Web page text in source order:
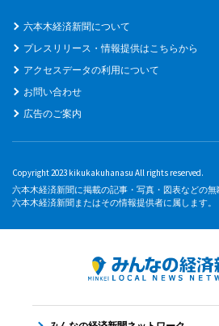
六本木経済新聞について
プレスリリース・情報提供はこちらから
アクセスデータの利用について
お問い合わせ
広告のご案内
Copyright 2023 kikukakuhanasu All rights reserved.
六本木経済新聞に掲載の記事・写真・図表などの
六本木経済新聞またはその情報提供者に属します。